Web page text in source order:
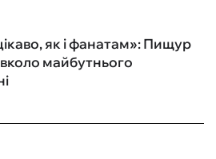
як і фанатам»: Пищур
майбутнього